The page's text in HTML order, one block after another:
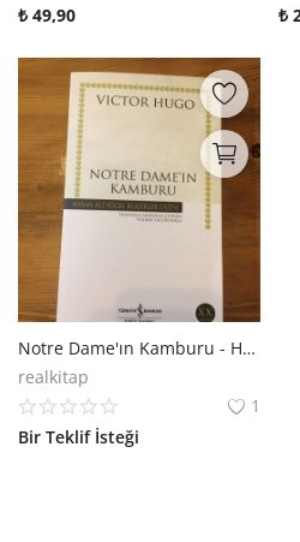
₺ 49,90
₺
Notre Dame'ın Kamburu - Hasan Ali Yücel Klasikleri
realkitap
1
Bir Teklif İsteği